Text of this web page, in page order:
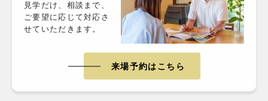
見学だけ、相談まで、
ご要望に応じて対応さ
せていただきます。
来場予約はこちら